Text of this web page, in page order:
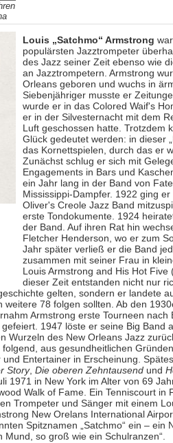
Louis „Satchmo“ Armstrong
populärsten Jazztrompeter
des Jazz seiner Zeit ebenso wie
an Jazztrompetern. Armstrong
Orleans geboren und wuchs in
Siebenjähriger musste er
wurde er in das Colored Waif's
er in der Silvesternacht mit dem
Luft geschossen hatte. Trotzdem
Glück gedeutet werden: in dieser
das Kornettspielen, durch das er
Zunächst schlug er sich mit
Engagements in Bars und
ein Jahr lang in der Band von
Mississippi-Dampfer. 1922 ging
Oliver's Creole Jazz Band
erste Tondokumente. 1924
der Band. Auf ihren Rat hin
Fletcher Henderson, wo er zum
Jahr später verließ er die Band
zusammen mit seiner Frau in
Louis Armstrong and His Hot
dieser Zeit entstanden nicht nur
gelten, sondern er landete
weitere 78 folgen sollten. Ab den
Armstrong erste Tourneen
1947 löste er seine Big Band
Wurzeln des New Orleans Jazz
aus gesundheitlichen
Entertainer in Erscheinung.
Story, Die oberen Zehntausendund
1971 in New York im Alter von 69
Walk of Fame. Ein Tenniscourt in
Trompeter und Sänger mit einem
New Orelans International
Spitznamen „Satchmo“ ein – ein
Mund, so groß wie ein Schulranzen“.